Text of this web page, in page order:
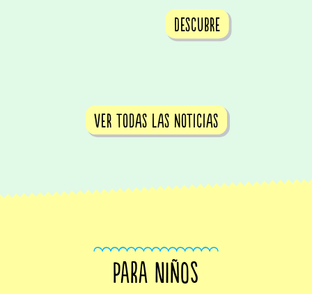
Descubre
ver todas las noticias
PARA NIÑOS